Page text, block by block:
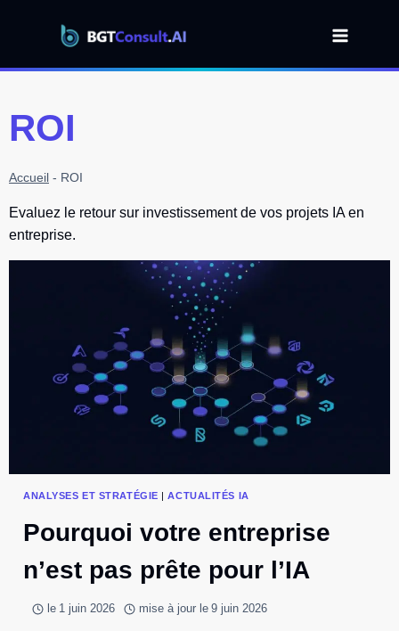
ROI
Accueil - ROI
Evaluez le retour sur investissement de vos projets IA en
entreprise.
ANALYSES ET STRATÉGIE |ACTUALITÉS IA
Pourquoi votre entreprise
n’est pas prête pour l’IA
le 1 juin 2026 mise à jour le 9 juin 2026